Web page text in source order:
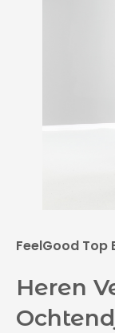
FeelGood
Heren